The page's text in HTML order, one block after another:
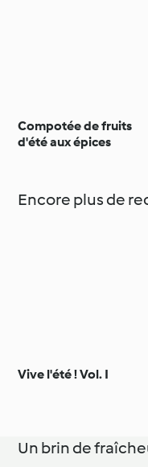
Compotée de fruits
d'été aux épices
Encore plus de
Vive l'été ! Vol. I
Un brin de